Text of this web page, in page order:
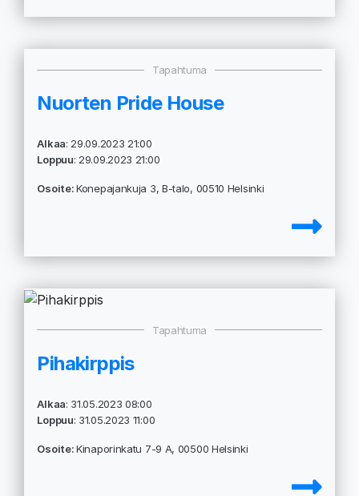
Tapahtuma
Nuorten Pride House
Alkaa: 29.09.2023 21:00
Loppuu: 29.09.2023 21:00
Osoite:Konepajankuja 3, B-talo, 00510 Helsinki
Tapahtuma
Pihakirppis
Alkaa: 31.05.2023 08:00
Loppuu: 31.05.2023 11:00
Osoite:Kinaporinkatu 7-9 A, 00500 Helsinki